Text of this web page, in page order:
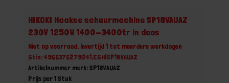
HIKOKI Haakse schuurmachine SP18VAUAZ
230V 1250W 1400-3400tr in doos
Niet op voorraad, levertijd 1 tot meerdere werkdagen
Gtin: 4966376279241,EGHISP18VAUAZ
Artikelnummer merk: SP18VAUAZ
Prijs per 1 Stuk